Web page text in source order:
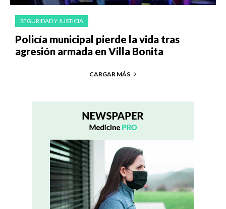
SEGURIDAD Y JUSTICIA
Policía municipal pierde la vida tras
agresión armada en Villa Bonita
CARGAR MÁS